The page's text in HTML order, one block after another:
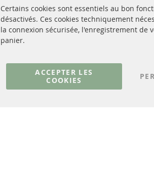
Quick Links
Filtres à particules diesel
Matériel de montage
Certains cookies sont essentiels au bon
désactivés. Ces cookies techniquement
la connexion sécurisée, l'enregistrement de
panier.
ACCEPTER LES
COOKIES